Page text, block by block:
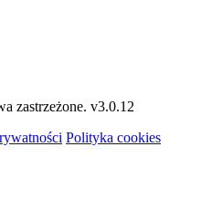
zastrzeżone. v3.0.12
Polityka cookies